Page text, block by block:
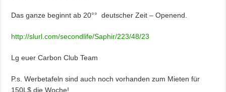
Das ganze beginnt ab 20°° deutscher Zeit – Openend.
http://slurl.com/secondlife/Saphir/223/48/23
Lg euer Carbon Club Team
P.s. Werbetafeln sind auch noch vorhanden zum Mieten für
150L$ die Woche!